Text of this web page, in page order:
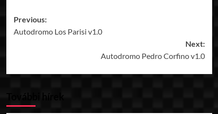
Post
navigation
Previous:
Autodromo Los Parisi v1.0
Next:
Autodromo Pedro Corfino v1.0